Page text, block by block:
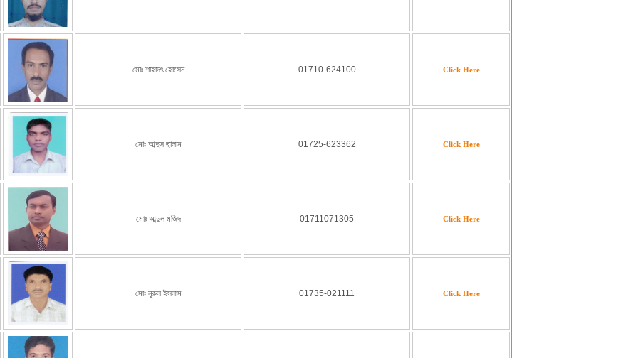
মোঃ শাহাদৎ হোসেন 01710-624100 Click Here
মোঃ আব্দুস ছালাম 01725-623362 Click Here
মোঃ আব্দুল মজিদ 01711071305 Click Here
মোঃ নূরুল ইসলাম 01735-021111 Click Here